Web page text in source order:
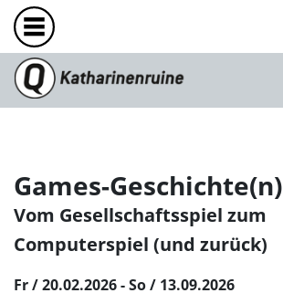
Games-Geschichte(n)
Vom Gesellschaftsspiel zum
Computerspiel (und zurück)
Fr / 20.02.2026 - So / 13.09.2026